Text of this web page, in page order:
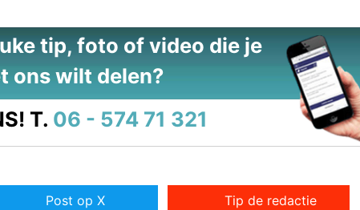
tip, foto of video die je
ons wilt delen?
T. 06 - 574 71 321
Post op X Tip de redactie